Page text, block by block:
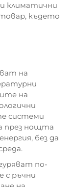
климатични
където
на
на
системи
през нощта
без да
по-
с ръчни